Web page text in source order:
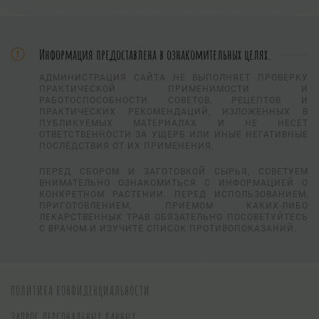
Информация предоставлена в ознакомительных целях.
АДМИНИСТРАЦИЯ САЙТА НЕ ВЫПОЛНЯЕТ ПРОВЕРКУ
ПРАКТИЧЕСКОЙ ПРИМЕНИМОСТИ И
РАБОТОСПОСОБНОСТИ СОВЕТОВ, РЕЦЕПТОВ И
ПРАКТИЧЕСКИХ РЕКОМЕНДАЦИЙ, ИЗЛОЖЕННЫХ В
ПУБЛИКУЕМЫХ МАТЕРИАЛАХ И НЕ НЕСЕТ
ОТВЕТСТВЕННОСТИ ЗА УЩЕРБ ИЛИ ИНЫЕ НЕГАТИВНЫЕ
ПОСЛЕДСТВИЯ ОТ ИХ ПРИМЕНЕНИЯ.
ПЕРЕД СБОРОМ И ЗАГОТОВКОЙ СЫРЬЯ, СОВЕТУЕМ
ВНИМАТЕЛЬНО ОЗНАКОМИТЬСЯ С ИНФОРМАЦИЕЙ О
КОНКРЕТНОМ РАСТЕНИИ. ПЕРЕД ИСПОЛЬЗОВАНИЕМ,
ПРИГОТОВЛЕНИЕМ, ПРИЕМОМ КАКИХ-ЛИБО
ЛЕКАРСТВЕННЫХ ТРАВ ОБЯЗАТЕЛЬНО ПОСОВЕТУЙТЕСЬ
С ВРАЧОМ И ИЗУЧИТЕ СПИСОК ПРОТИВОПОКАЗАНИЙ.
ПОЛИТИКА КОНФИДЕНЦИАЛЬНОСТИ